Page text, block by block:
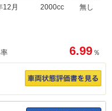
12月
2000cc
無し
6.99 ％